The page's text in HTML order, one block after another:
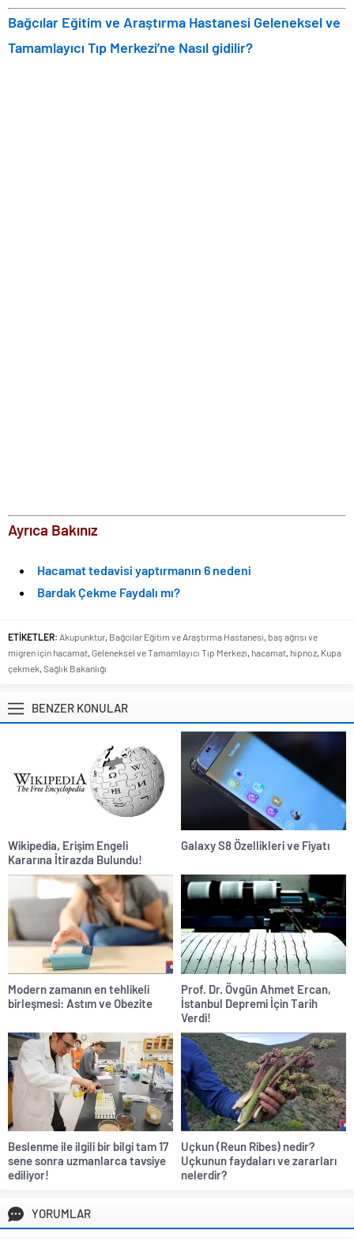
Bağcılar Eğitim ve Araştırma Hastanesi Geleneksel ve
Tamamlayıcı Tıp Merkezi’ne Nasıl gidilir?
Ayrıca Bakınız
Hacamat tedavisi yaptırmanın 6 nedeni
Bardak Çekme Faydalı mı?
ETİKETLER: Akupunktur Bağcılar Eğitim ve Araştırma Hastanesi baş ağrısı ve
migren için hacamat Geleneksel ve Tamamlayıcı Tıp Merkezi hacamat hipnoz Kupa
çekmek Sağlık Bakanlığı
BENZER KONULAR
Wikipedia, Erişim Engeli
Kararına İtirazda Bulundu!
Galaxy S8 Özellikleri ve Fiyatı
Modern zamanın en tehlikeli
birleşmesi: Astım ve Obezite
Prof. Dr. Övgün Ahmet Ercan,
İstanbul Depremi İçin Tarih
Verdi!
Beslenme ile ilgili bir bilgi tam 17
sene sonra uzmanlarca tavsiye
ediliyor!
Uçkun (Reun Ribes) nedir?
Uçkunun faydaları ve zararları
nelerdir?
YORUMLAR